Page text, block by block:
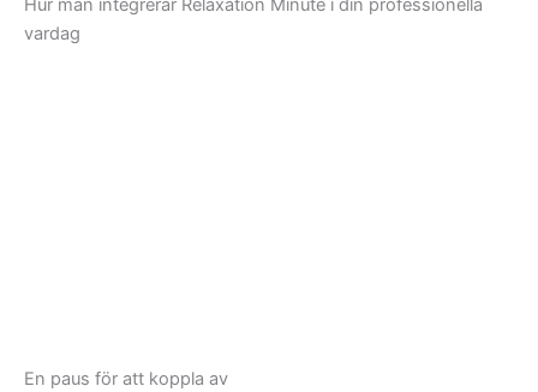
Hur man integrerar Relaxation Minute i din professionella
vardag
En paus för att koppla av